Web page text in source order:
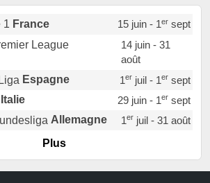
France 15 juin - 1ersept
14 juin - 31
août
Espagne
1erjuil - 1ersept
Italie
29 juin - 1ersept
Allemagne
1erjuil - 31 août
Portugal
Pays-Bas
22 juin - 2 sept
Plus